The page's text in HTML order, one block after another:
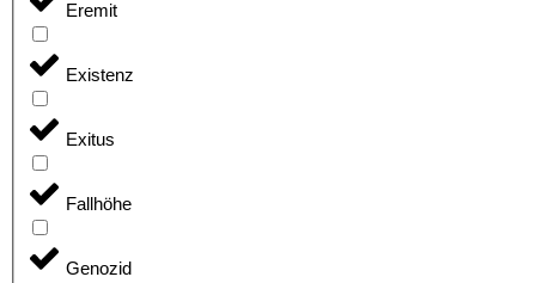
Eremit
Existenz
Exitus
Fallhöhe
Genozid